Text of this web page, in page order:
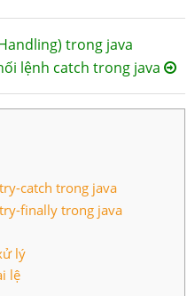
trong java
lệnh catch trong java
catch trong java
finally trong java
lý
lệ